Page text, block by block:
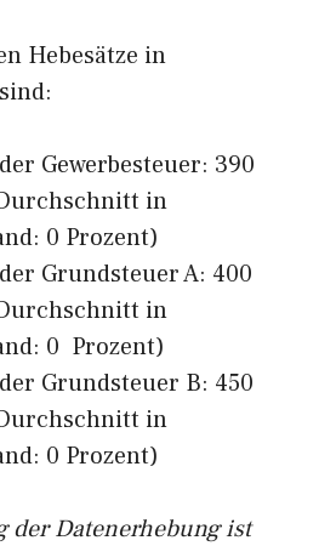
Hebesätze in
Gewerbesteuer: 390
in
0 Prozent)
Grundsteuer A: 400
in
0 Prozent)
Grundsteuer B: 450
in
0 Prozent)
der Datenerhebung ist